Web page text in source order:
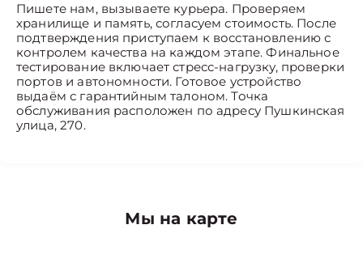
Пишете нам, вызываете курьера. Проверяем
хранилище и память, согласуем стоимость. После
подтверждения приступаем к восстановлению с
контролем качества на каждом этапе. Финальное
тестирование включает стресс-нагрузку, проверки
портов и автономности. Готовое устройство
выдаём с гарантийным талоном. Точка
обслуживания расположен по адресу Пушкинская
улица, 270.
Мы на карте